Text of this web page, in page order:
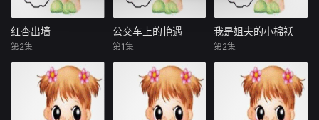
红杏出墙
红杏出墙
第2集
公交车上的艳遇
公交车上的艳遇
第1集
我是姐夫的小棉袄
我是姐夫的小棉袄
第2集